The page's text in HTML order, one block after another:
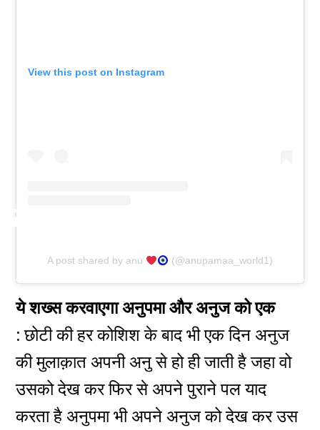
View this post on Instagram
A post shared by anu (@anupamaa_world1)
ये शख्स करवाएगा अनुपमा और अनुज को एक
: छोटीकी हर कोशिश के बाद भी एक दिन अनुज
की मुलाक़ात अपनी अनु से हो ही जाती है जहा वो
उसको देख कर फिर से अपने पुराने पल याद
करता है अनुपमा भी अपने अनुज को देख कर उस